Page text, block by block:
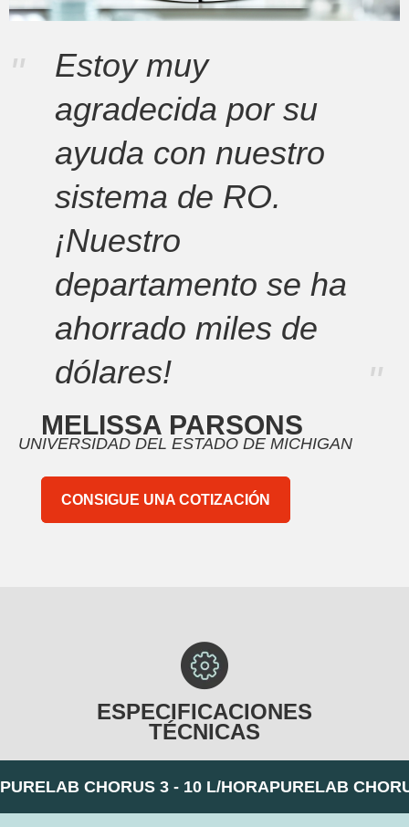
"
Estoy muy
agradecida por su
ayuda con nuestro
sistema de RO.
¡Nuestro
departamento se ha
ahorrado miles de
dólares!
"
MELISSA PARSONS
UNIVERSIDAD DEL ESTADO DE MICHIGAN
CONSIGUE UNA COTIZACIÓN
ESPECIFICACIONES
TÉCNICAS
PURELAB CHORUS 3 - 10 L/HORAPURELAB